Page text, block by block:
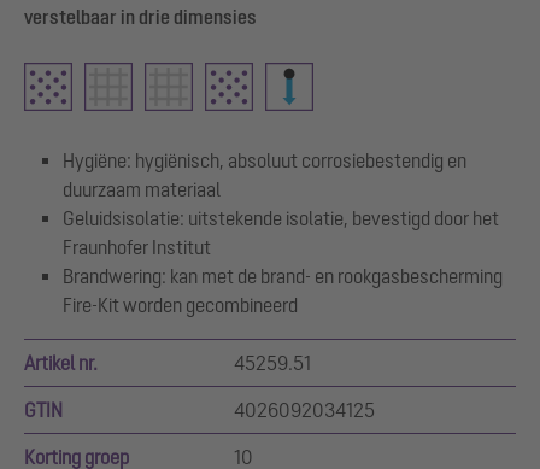
verstelbaar in drie dimensies
Hygiëne: hygiënisch, absoluut corrosiebestendig en
duurzaam materiaal
Geluidsisolatie: uitstekende isolatie, bevestigd door het
Fraunhofer Institut
Brandwering: kan met de brand- en rookgasbescherming
Fire-Kit worden gecombineerd
Artikel nr. 45259.51
GTIN 4026092034125
Korting groep 10